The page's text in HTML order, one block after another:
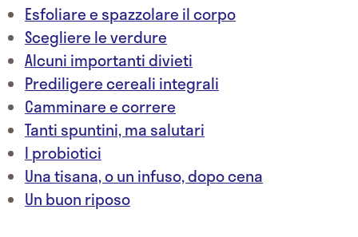
Esfoliare e spazzolare il corpo
Scegliere le verdure
Alcuni importanti divieti
Prediligere cereali integrali
Camminare e correre
Tanti spuntini, ma salutari
I probiotici
Una tisana, o un infuso, dopo cena
Un buon riposo